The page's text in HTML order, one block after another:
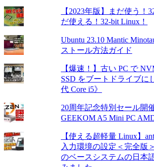
【2023年版】まだ使う！
だ使える！32-bit Linux！
Ubuntu 23.10 Mantic
ストール方法ガイド
【爆速！】古い PC で
SSD をブートドライブに
代 Core i5》
20周年記念特別セール開
GEEKOM A5 Mini PC
【使える超軽量 Linux】
入力環境の設定＜完全版
のベースシステムの日本